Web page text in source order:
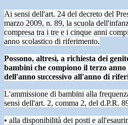
Ai sensi dell'art. 24 del decreto del
marzo 2009, n. 89, la scuola
compresa tra i tre e i cinque anni
anno scolastico di riferimento.
Possono, altresì, a richiesta dei
bambini che compiono il terzo
dell'anno successivo all'anno di
L'ammissione di bambini alla
sensi dell'art. 2, comma 2, del d.P.R.
• alla disponibilità dei posti e